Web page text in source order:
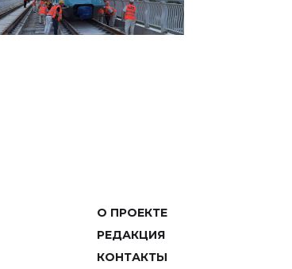
О ПРОЕКТЕ
РЕДАКЦИЯ
КОНТАКТЫ